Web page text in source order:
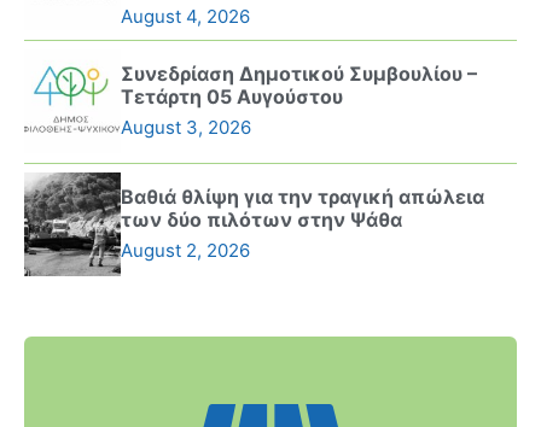
August 4, 2026
Συνεδρίαση Δημοτικού Συμβουλίου –
Τετάρτη 05 Αυγούστου
August 3, 2026
Βαθιά θλίψη για την τραγική απώλεια
των δύο πιλότων στην Ψάθα
August 2, 2026